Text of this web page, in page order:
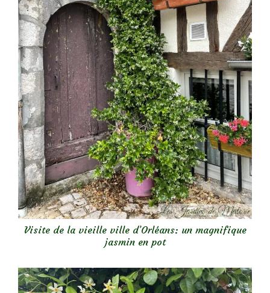
Visite de la vieille ville d’Orléans: un magnifique
jasmin en pot